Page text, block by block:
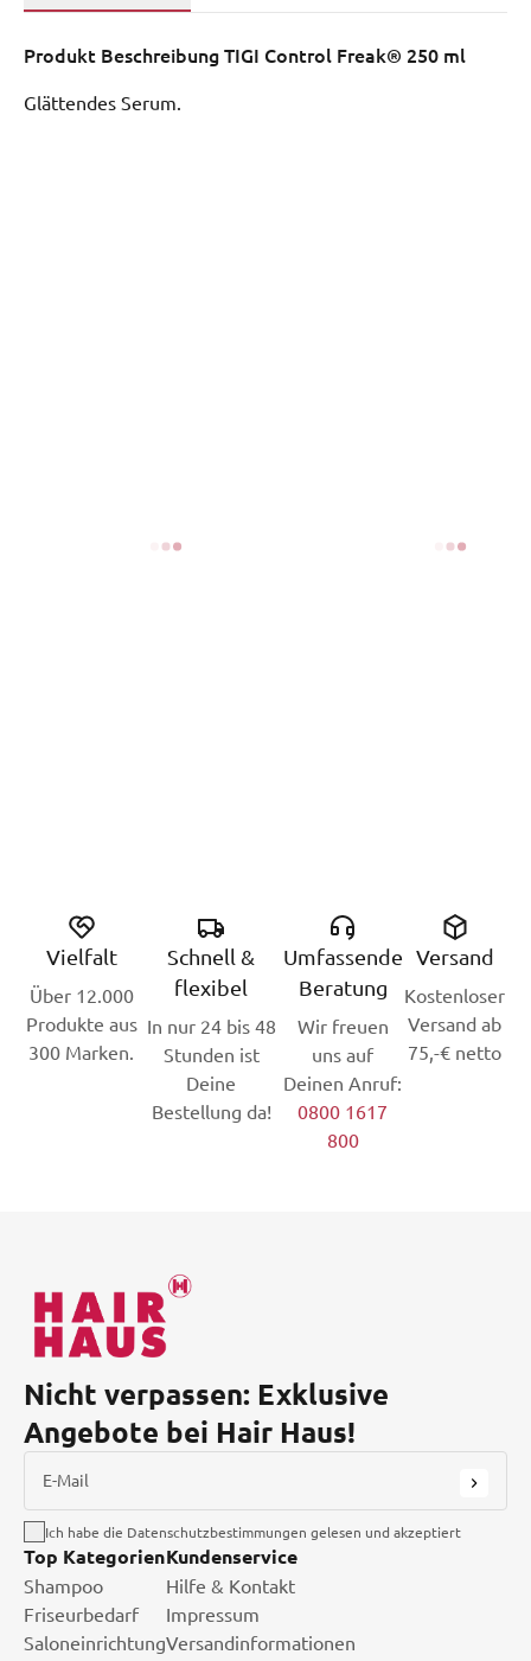
Produkt Beschreibung TIGI Control Freak® 250 ml
Glättendes Serum.
Vielfalt
Über 12.000
Produkte aus
300 Marken.
Schnell &
flexibel
In nur 24 bis 48
Stunden ist
Deine
Bestellung da!
Umfassende
Beratung
Wir freuen
uns auf
Deinen Anruf:
0800 1617
800
Versand
Kostenloser
Versand ab
75,-€ netto
Nicht verpassen: Exklusive
Angebote bei Hair Haus!
E-Mail
Ich habe die Datenschutzbestimmungen gelesen und akzeptiert
Top Kategorien
Shampoo
Friseurbedarf
Saloneinrichtung
Kundenservice
Hilfe & Kontakt
Impressum
Versandinformationen